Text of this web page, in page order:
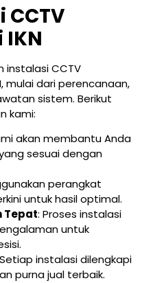
instalasi CCTV
mulai dari perencanaan,
sistem. Berikut
kami:
akan membantu Anda
sesuai dengan
perangkat
untuk hasil optimal.
Tepat: Proses instalasi
untuk
instalasi dilengkapi
purna jual terbaik.